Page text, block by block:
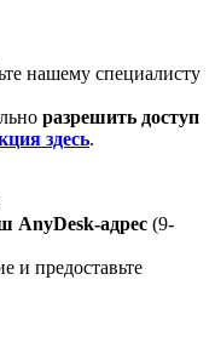
нашему специалисту
разрешить доступ
здесь.
AnyDesk-адрес (9-
и предоставьте